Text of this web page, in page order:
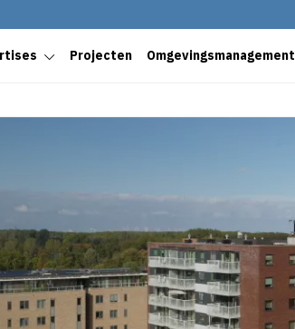
Projecten Omgevingsmanagement